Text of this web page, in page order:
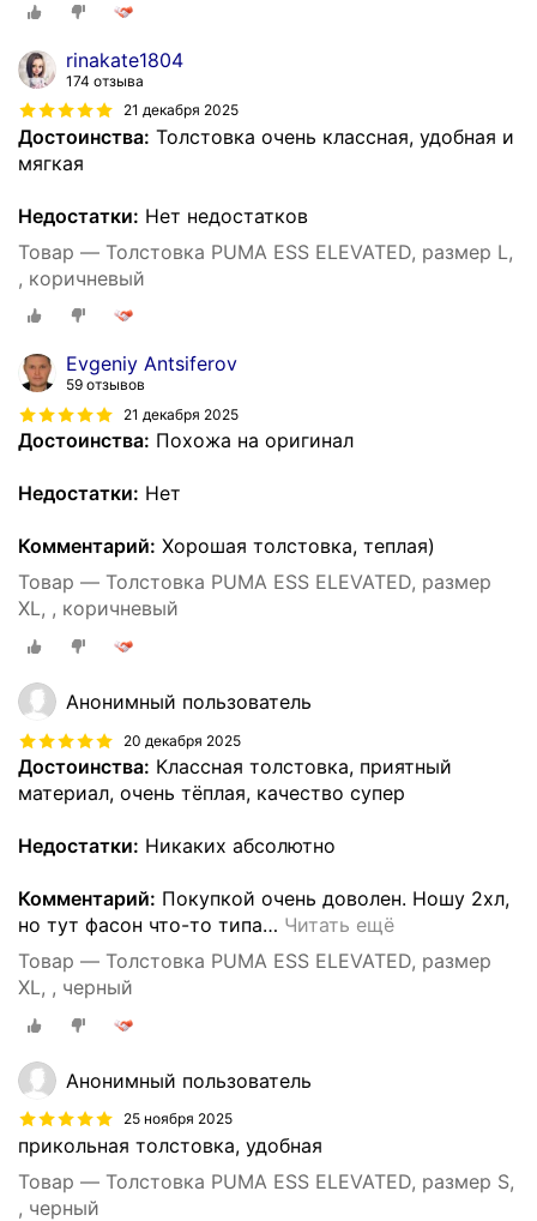
rinakate1804
174 отзыва
21 декабря 2025
Достоинства: Толстовка очень классная, удобная и
мягкая
Недостатки: Нет недостатков
Товар — Толстовка PUMA ESS ELEVATED, размер L,
, коричневый
Evgeniy Antsiferov
59 отзывов
21 декабря 2025
Достоинства: Похожа на оригинал
Недостатки: Нет
Комментарий: Хорошая толстовка, теплая)
Товар — Толстовка PUMA ESS ELEVATED, размер
XL, , коричневый
Анонимный пользователь
20 декабря 2025
Достоинства: Классная толстовка, приятный
материал, очень тёплая, качество супер
Недостатки: Никаких абсолютно
Комментарий: Покупкой очень доволен. Ношу 2хл,
но тут фасон что-то типа… Читать ещё
Товар — Толстовка PUMA ESS ELEVATED, размер
XL, , черный
Анонимный пользователь
25 ноября 2025
прикольная толстовка, удобная
Товар — Толстовка PUMA ESS ELEVATED, размер S,
, черный